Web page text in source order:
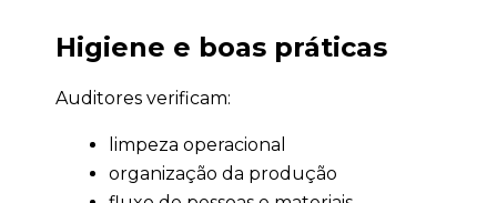
Higiene e boas práticas
Auditores verificam:
limpeza operacional
organização da produção